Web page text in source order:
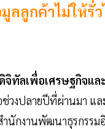
ลลูกค้าไม่ให้รั่
ลเพื่อเศรษฐกิจแล
ช่วงปลายปีที่ผ่านมา แ
ำนักงานพัฒนาธุรกรร